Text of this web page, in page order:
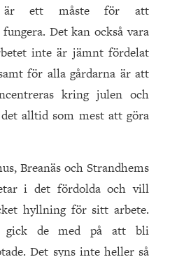
är ett måste för att
Det kan också vara
inte är jämnt fördelat
för alla gårdarna är att
kring julen och
alltid som mest att göra
Breanäs och Strandhems
i det fördolda och vill
hyllning för sitt arbete.
gick de med på att bli
Det syns inte heller så